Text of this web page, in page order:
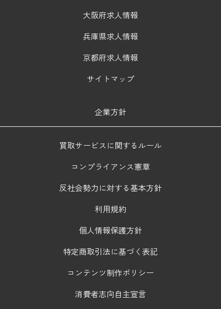
大阪府求人情報
兵庫県求人情報
京都府求人情報
サイトマップ
企業方針
買取サービスに関するルール
コンプライアンス憲章
反社会勢力に対する基本方針
利用規約
個人情報保護方針
特定商取引法に基づく表記
コンテンツ制作ポリシー
消費者志向自主宣言